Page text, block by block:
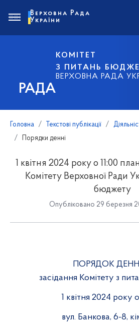
РАДА
КОМІТЕТ
З ПИТАНЬ
ВЕРХОВНА РАДА
Верховна Рада
України
Головна Текстові публікації
Порядки денні
1 квітня 2024 року о 11:00
Комітету Верховної Ради
бюджету
Опубліковано 29 березня
ПОРЯДОК
засідання Комітету з
1 квітня 2024 року
вул. Банкова, 6-8,